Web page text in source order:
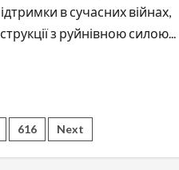
в сучасних війнах,
з руйнівною силою...
616 Next